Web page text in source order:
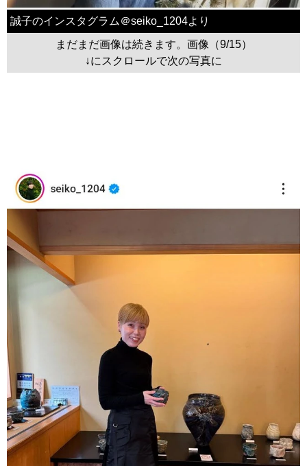
誠子のインスタグラム＠seiko_1204より
まだまだ画像は続きます。画像（9/15）
↓にスクロールで次の写真に